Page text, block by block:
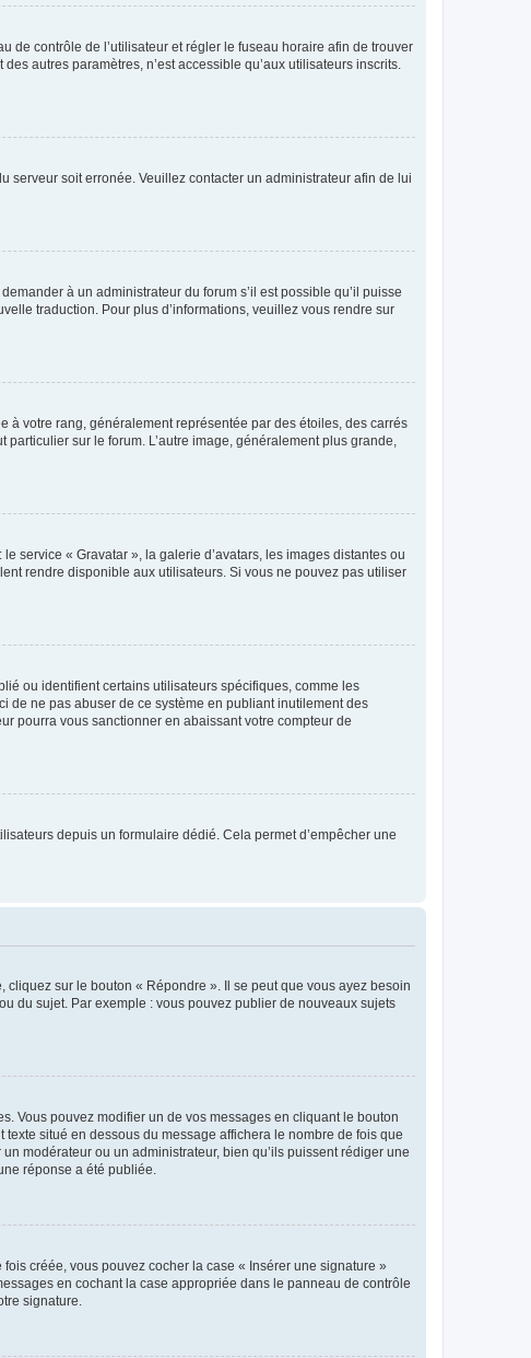
de contrôle de l’utilisateur et régler le fuseau horaire afin de trouver
autres paramètres, n’est accessible qu’aux utilisateurs inscrits.
serveur soit erronée. Veuillez contacter un administrateur afin de lui
à un administrateur du forum s’il est possible qu’il puisse
traduction. Pour plus d’informations, veuillez vous rendre sur
à votre rang, généralement représentée par des étoiles, des carrés
sur le forum. L’autre image, généralement plus grande,
service « Gravatar », la galerie d’avatars, les images distantes ou
rendre disponible aux utilisateurs. Si vous ne pouvez pas utiliser
ou identifient certains utilisateurs spécifiques, comme les
de ne pas abuser de ce système en publiant inutilement des
pourra vous sanctionner en abaissant votre compteur de
depuis un formulaire dédié. Cela permet d’empêcher une
sur le bouton « Répondre ». Il se peut que vous ayez besoin
du sujet. Par exemple : vous pouvez publier de nouveaux sujets
Vous pouvez modifier un de vos messages en cliquant le bouton
situé en dessous du message affichera le nombre de fois que
modérateur ou un administrateur, bien qu’ils puissent rédiger une
réponse a été publiée.
créée, vous pouvez cocher la case « Insérer une signature »
en cochant la case appropriée dans le panneau de contrôle
signature.